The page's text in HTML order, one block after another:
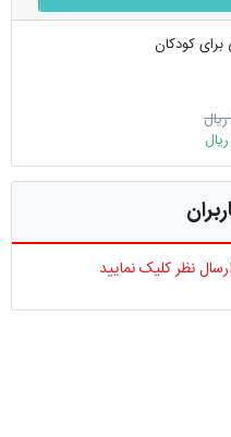
کودکان
نظر کلیک نمایید